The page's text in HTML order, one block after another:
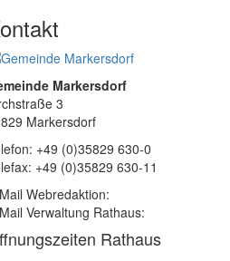
Markersdorf
3
Markersdorf
+49 (0)35829 630-0
+49 (0)35829 630-11
Webredaktion:
Verwaltung Rathaus:
Rathaus